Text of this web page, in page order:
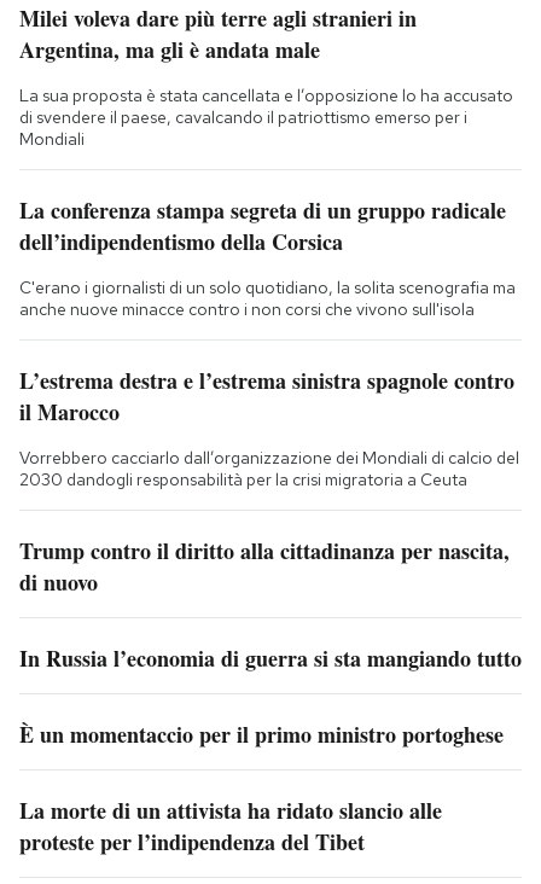
Milei voleva dare più terre agli stranieri in
Argentina, ma gli è andata male
La sua proposta è stata cancellata e l’opposizione lo ha accusato
di svendere il paese, cavalcando il patriottismo emerso per i
Mondiali
La conferenza stampa segreta di un gruppo radicale
dell’indipendentismo della Corsica
C'erano i giornalisti di un solo quotidiano, la solita scenografia ma
anche nuove minacce contro i non corsi che vivono sull'isola
L’estrema destra e l’estrema sinistra spagnole contro
il Marocco
Vorrebbero cacciarlo dall’organizzazione dei Mondiali di calcio del
2030 dandogli responsabilità per la crisi migratoria a Ceuta
Trump contro il diritto alla cittadinanza per nascita,
di nuovo
In Russia l’economia di guerra si sta mangiando tutto
È un momentaccio per il primo ministro portoghese
La morte di un attivista ha ridato slancio alle
proteste per l’indipendenza del Tibet